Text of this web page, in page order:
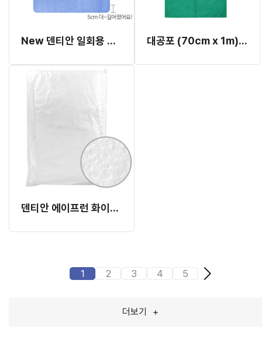
New 덴티안 일회용 부직포 에이프런 (46cm x 55cm) 대공포 (70cm x 1m) 원형 (두원)
덴티안 에이프런 화이트 (구형)
1 2 3 4 5
더보기 +